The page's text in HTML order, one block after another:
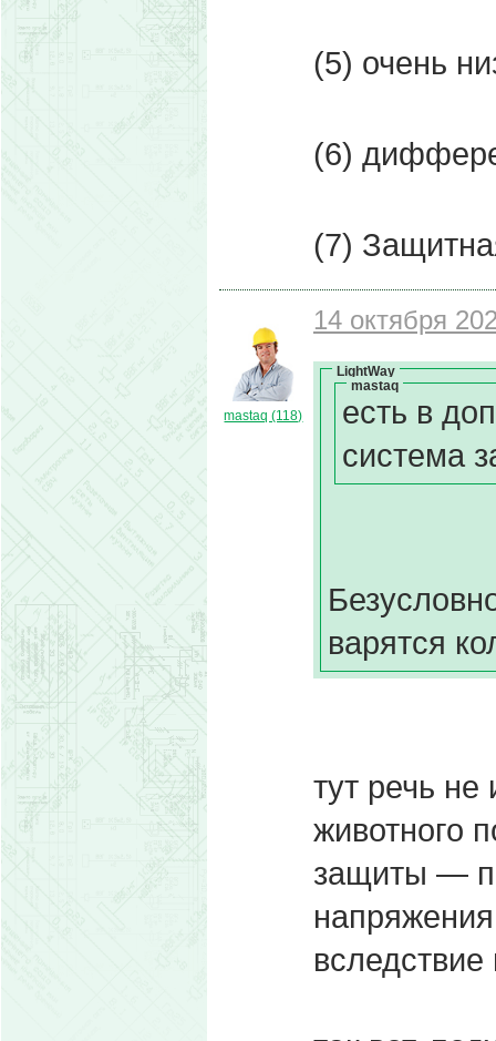
(5) очень
(6)
(7)
mastaq (118)
14 октября
LightWay
mastaq
есть в
система
варятся
тут речь
животного
защиты —